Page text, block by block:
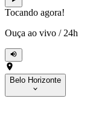
Tocando agora!
Ouça ao vivo / 24h
Belo Horizonte